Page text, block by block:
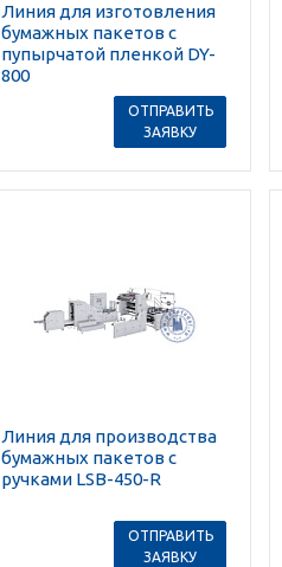
Линия для изготовления
бумажных пакетов с
пупырчатой пленкой DY-
800
ОТПРАВИТЬ
ЗАЯВКУ
Линия для производства
бумажных пакетов с
ручками LSB-450-R
ОТПРАВИТЬ
ЗАЯВКУ